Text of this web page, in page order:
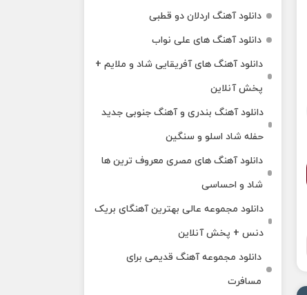
دانلود آهنگ اردلان دو قطبی
دانلود آهنگ های علی نواب
دانلود آهنگ های آفریقایی شاد و ملایم +
پخش آنلاین
دانلود آهنگ بندری و آهنگ جنوبی جدید
حفله شاد اسلو و سنگین
دانلود آهنگ های مصری معروف ترین ها
شاد و احساسی
دانلود مجموعه عالی بهترین آهنگای بریک
دنس + پخش آنلاین
دانلود مجموعه آهنگ قدیمی برای
مسافرت